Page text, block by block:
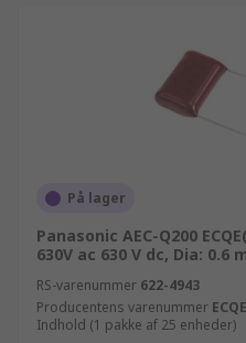
På lager
Panasonic AEC-Q200
630V ac 630 V dc, Dia: 0.6
RS-varenummer 622-4943
Producentens varenummer
Indhold (1 pakke af 25 enheder)